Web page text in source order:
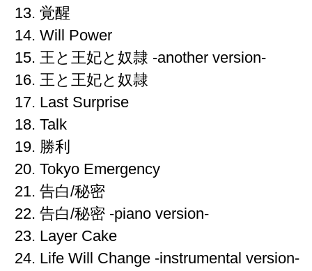
13. 覚醒
14. Will Power
15. 王と王妃と奴隷 -another version-
16. 王と王妃と奴隷
17. Last Surprise
18. Talk
19. 勝利
20. Tokyo Emergency
21. 告白/秘密
22. 告白/秘密 -piano version-
23. Layer Cake
24. Life Will Change -instrumental version-